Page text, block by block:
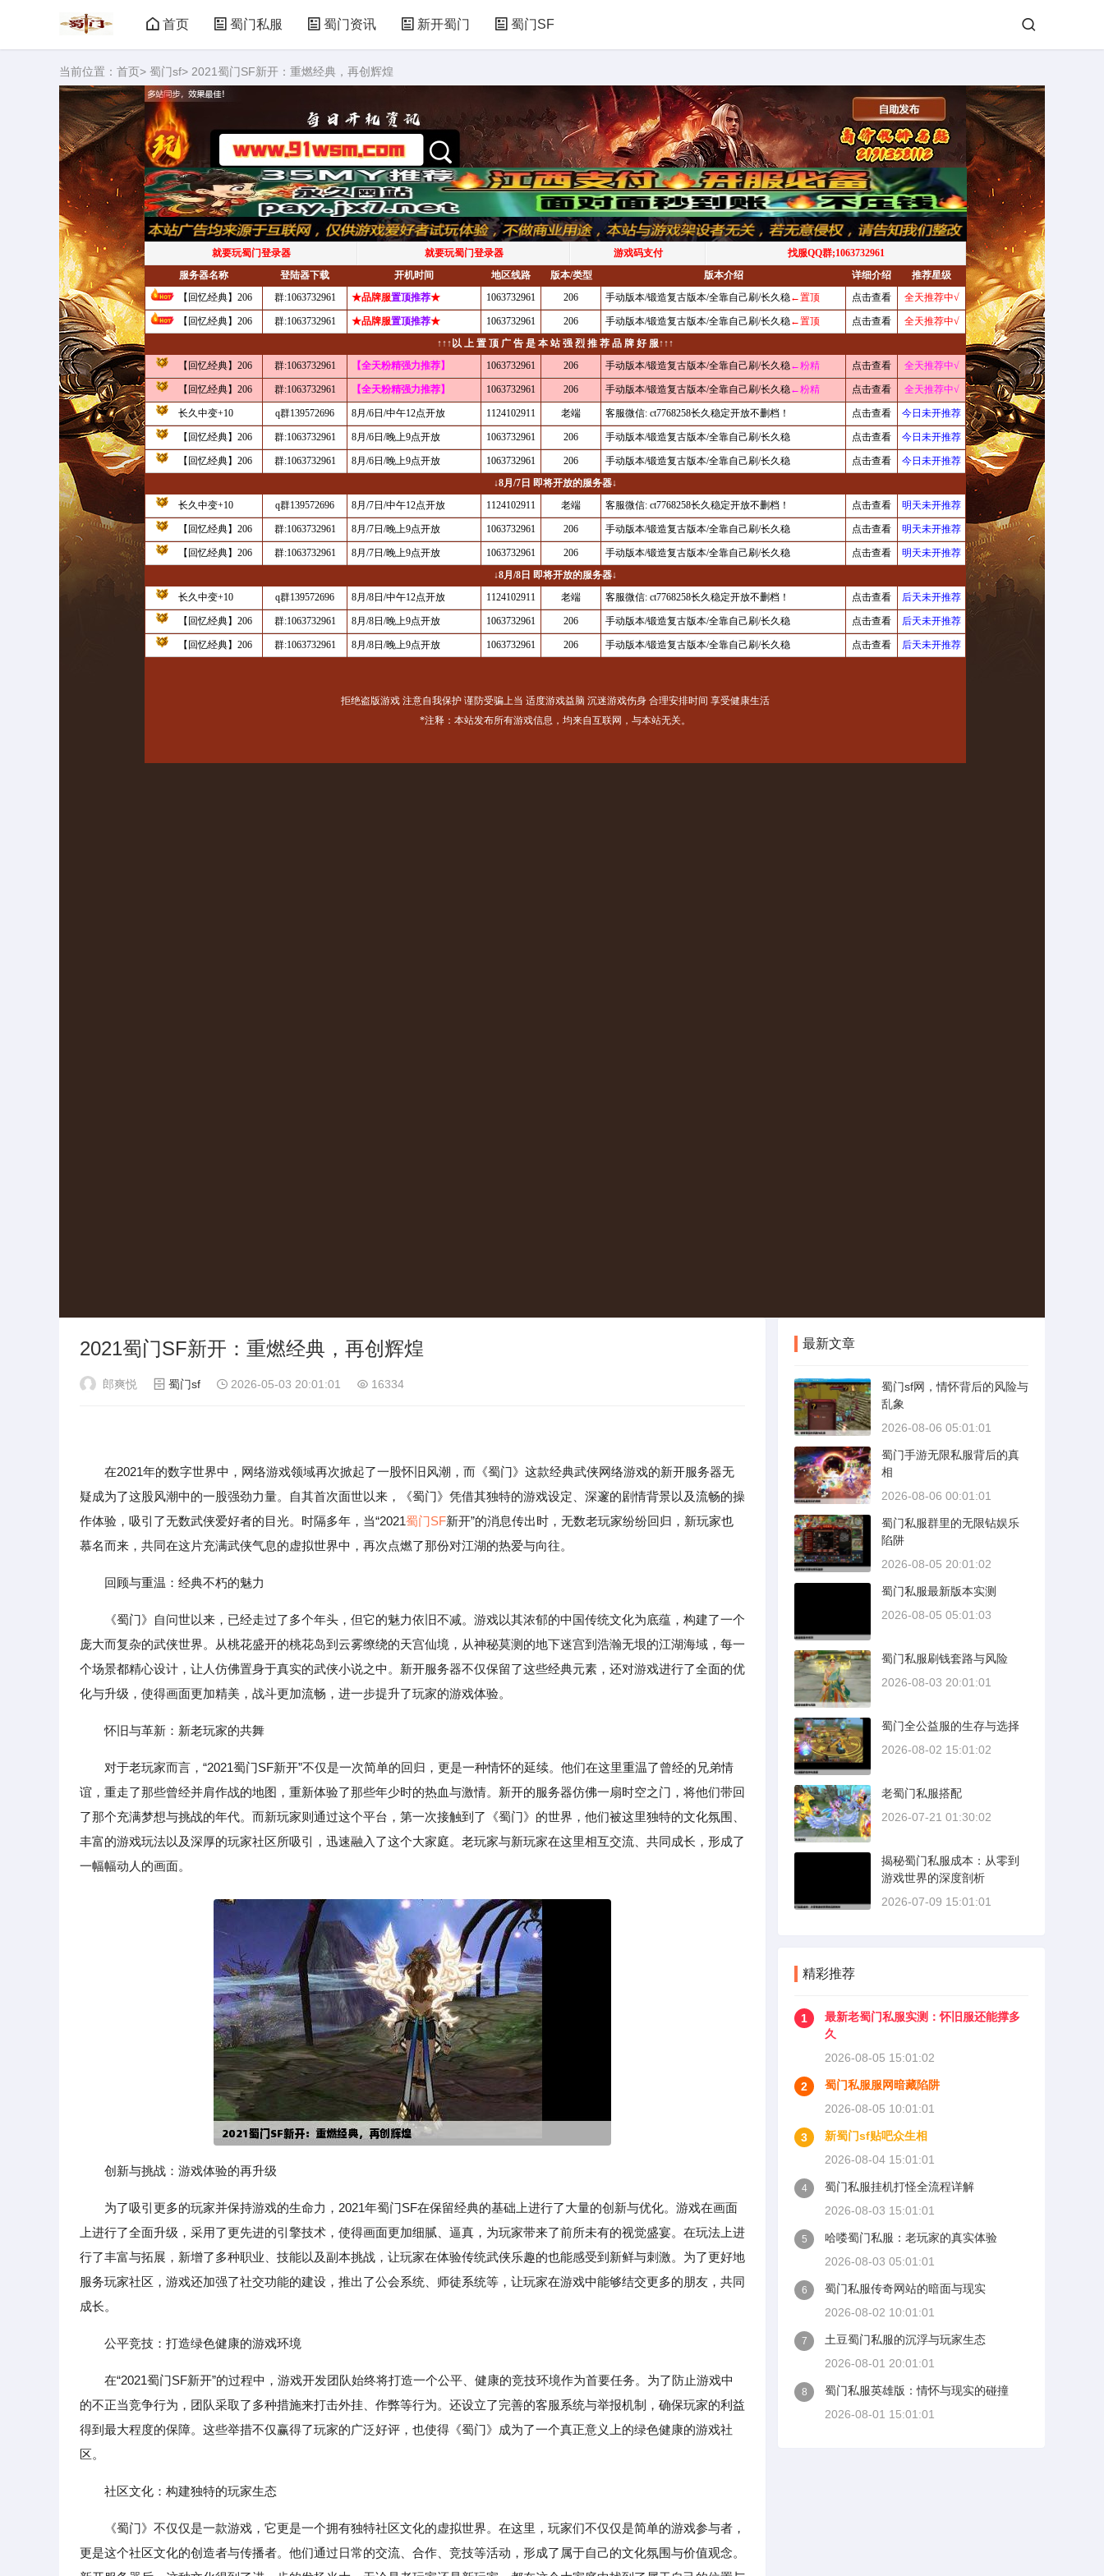
首页 蜀门私服 蜀门资讯 新开蜀门 蜀门SF
当前位置： 首页> 蜀门sf> 2021蜀门SF新开：重燃经典，再创辉煌
2021蜀门SF新开：重燃经典，再创辉煌
郎爽悦 蜀门sf 2026-05-03 20:01:01 16334
在2021年的数字世界中，网络游戏领域再次掀起了一股怀旧风潮，而《蜀门》这款经典武侠网络游戏的新开服务器无
疑成为了这股风潮中的一股强劲力量。自其首次面世以来，《蜀门》凭借其独特的游戏设定、深邃的剧情背景以及流畅的操
作体验，吸引了无数武侠爱好者的目光。时隔多年，当“2021蜀门SF新开”的消息传出时，无数老玩家纷纷回归，新玩家也
慕名而来，共同在这片充满武侠气息的虚拟世界中，再次点燃了那份对江湖的热爱与向往。
回顾与重温：经典不朽的魅力
《蜀门》自问世以来，已经走过了多个年头，但它的魅力依旧不减。游戏以其浓郁的中国传统文化为底蕴，构建了一个
庞大而复杂的武侠世界。从桃花盛开的桃花岛到云雾缭绕的天宫仙境，从神秘莫测的地下迷宫到浩瀚无垠的江湖海域，每一
个场景都精心设计，让人仿佛置身于真实的武侠小说之中。新开服务器不仅保留了这些经典元素，还对游戏进行了全面的优
化与升级，使得画面更加精美，战斗更加流畅，进一步提升了玩家的游戏体验。
怀旧与革新：新老玩家的共舞
对于老玩家而言，“2021蜀门SF新开”不仅是一次简单的回归，更是一种情怀的延续。他们在这里重温了曾经的兄弟情
谊，重走了那些曾经并肩作战的地图，重新体验了那些年少时的热血与激情。新开的服务器仿佛一扇时空之门，将他们带回
了那个充满梦想与挑战的年代。而新玩家则通过这个平台，第一次接触到了《蜀门》的世界，他们被这里独特的文化氛围、
丰富的游戏玩法以及深厚的玩家社区所吸引，迅速融入了这个大家庭。老玩家与新玩家在这里相互交流、共同成长，形成了
一幅幅动人的画面。
创新与挑战：游戏体验的再升级
为了吸引更多的玩家并保持游戏的生命力，2021年蜀门SF在保留经典的基础上进行了大量的创新与优化。游戏在画面
上进行了全面升级，采用了更先进的引擎技术，使得画面更加细腻、逼真，为玩家带来了前所未有的视觉盛宴。在玩法上进
行了丰富与拓展，新增了多种职业、技能以及副本挑战，让玩家在体验传统武侠乐趣的也能感受到新鲜与刺激。为了更好地
服务玩家社区，游戏还加强了社交功能的建设，推出了公会系统、师徒系统等，让玩家在游戏中能够结交更多的朋友，共同
成长。
公平竞技：打造绿色健康的游戏环境
在“2021蜀门SF新开”的过程中，游戏开发团队始终将打造一个公平、健康的竞技环境作为首要任务。为了防止游戏中
的不正当竞争行为，团队采取了多种措施来打击外挂、作弊等行为。还设立了完善的客服系统与举报机制，确保玩家的利益
得到最大程度的保障。这些举措不仅赢得了玩家的广泛好评，也使得《蜀门》成为了一个真正意义上的绿色健康的游戏社
区。
社区文化：构建独特的玩家生态
《蜀门》不仅仅是一款游戏，它更是一个拥有独特社区文化的虚拟世界。在这里，玩家们不仅仅是简单的游戏参与者，
更是这个社区文化的创造者与传播者。他们通过日常的交流、合作、竞技等活动，形成了属于自己的文化氛围与价值观念。
最新文章
蜀门sf网，情怀背后的风险与
乱象
2026-08-06 05:01:01
蜀门手游无限私服背后的真
相
2026-08-06 00:01:01
蜀门私服群里的无限钻娱乐
陷阱
2026-08-05 20:01:02
蜀门私服最新版本实测
2026-08-05 05:01:03
蜀门私服刷钱套路与风险
2026-08-03 20:01:01
蜀门全公益服的生存与选择
2026-08-02 15:01:02
老蜀门私服搭配
2026-07-21 01:30:02
揭秘蜀门私服成本：从零到
游戏世界的深度剖析
2026-07-09 15:01:01
精彩推荐
1
最新老蜀门私服实测：怀旧服还能撑多
久
2026-08-05 15:01:02
2
蜀门私服服网暗藏陷阱
2026-08-05 10:01:01
3
新蜀门sf贴吧众生相
2026-08-04 15:01:01
4
蜀门私服挂机打怪全流程详解
2026-08-03 15:01:01
5
哈喽蜀门私服：老玩家的真实体验
2026-08-03 05:01:01
6
蜀门私服传奇网站的暗面与现实
2026-08-02 10:01:01
7
土豆蜀门私服的沉浮与玩家生态
2026-08-01 20:01:01
8
蜀门私服英雄版：情怀与现实的碰撞
2026-08-01 15:01:01